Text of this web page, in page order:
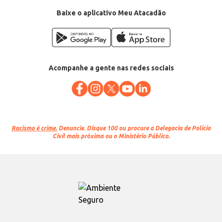
Baixe o aplicativo Meu Atacadão
Acompanhe a gente nas redes sociais
Racismo é crime. Denuncie. Disque 100 ou procure a Delegacia de Polícia
Civil mais próxima ou o Ministério Público.